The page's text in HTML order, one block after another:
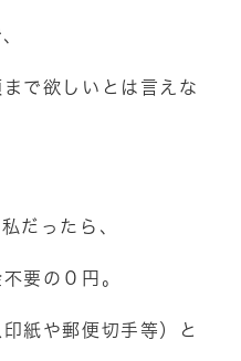
で欲しいとは言えな
だったら、
要の０円。
紙や郵便切手等）と